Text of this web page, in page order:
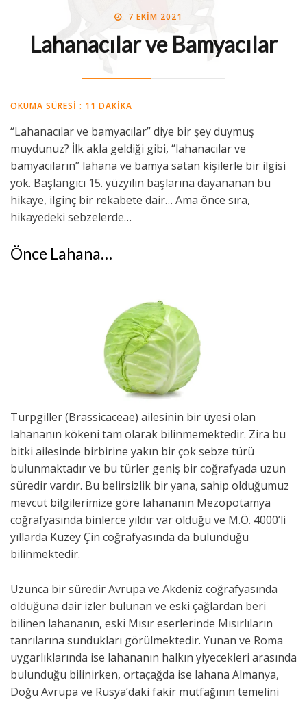
BYMIDE MÜHENDISI
POSTED
7 EKIM 2021
Lahanacılar ve Bamyacılar
OKUMA SÜRESI : 11 DAKIKA
“Lahanacılar ve bamyacılar” diye bir şey duymuş
muydunuz? İlk akla geldiği gibi, “lahanacılar ve
bamyacıların” lahana ve bamya satan kişilerle bir ilgisi
yok. Başlangıcı 15. yüzyılın başlarına dayananan bu
hikaye, ilginç bir rekabete dair… Ama önce sıra,
hikayedeki sebzelerde…
Önce Lahana…
Turpgiller (Brassicaceae) ailesinin bir üyesi olan
lahananın kökeni tam olarak bilinmemektedir. Zira bu
bitki ailesinde birbirine yakın bir çok sebze türü
bulunmaktadır ve bu türler geniş bir coğrafyada uzun
süredir vardır. Bu belirsizlik bir yana, sahip olduğumuz
mevcut bilgilerimize göre lahananın Mezopotamya
coğrafyasında binlerce yıldır var olduğu ve M.Ö. 4000’li
yıllarda Kuzey Çin coğrafyasında da bulunduğu
bilinmektedir.
Uzunca bir süredir Avrupa ve Akdeniz coğrafyasında
olduğuna dair izler bulunan ve eski çağlardan beri
bilinen lahananın, eski Mısır eserlerinde Mısırlıların
tanrılarına sundukları görülmektedir. Yunan ve Roma
uygarlıklarında ise lahananın halkın yiyecekleri arasında
bulunduğu bilinirken, ortaçağda ise lahana Almanya,
Doğu Avrupa ve Rusya’daki fakir mutfağının temelini